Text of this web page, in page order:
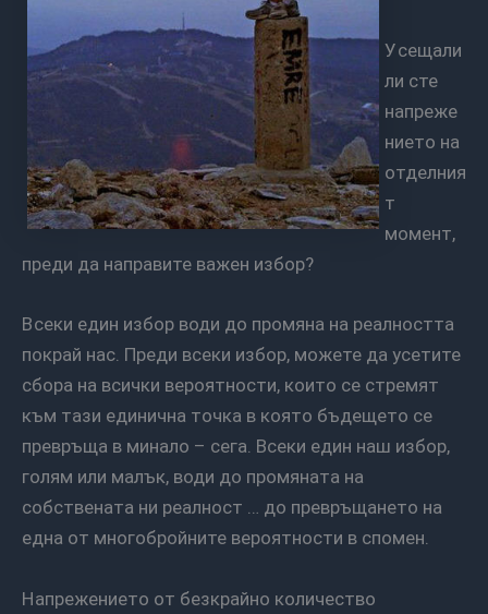
Усещали
ли сте
напреже
нието на
отделния
т
момент,
преди да направите важен избор?
Всеки един избор води до промяна на реалността
покрай нас. Преди всеки избор, можете да усетите
сбора на всички вероятности, които се стремят
към тази единична точка в която бъдещето се
превръща в минало – сега. Всеки един наш избор,
голям или малък, води до промяната на
собствената ни реалност … до превръщането на
една от многобройните вероятности в спомен.
Напрежението от безкрайно количество